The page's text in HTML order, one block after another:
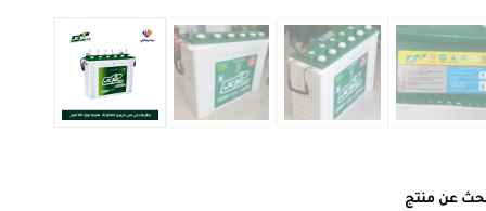
عن منتج